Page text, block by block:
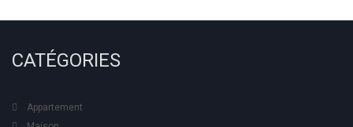
CATÉGORIES
Appartement